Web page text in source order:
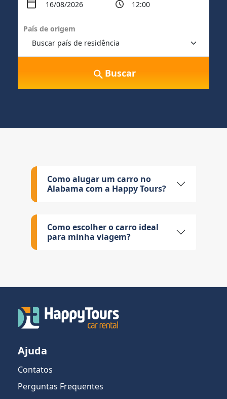
País de origem
Buscar
Como alugar um carro no
Alabama com a Happy Tours?
Como escolher o carro ideal
para minha viagem?
Ajuda
Contatos
Perguntas Frequentes